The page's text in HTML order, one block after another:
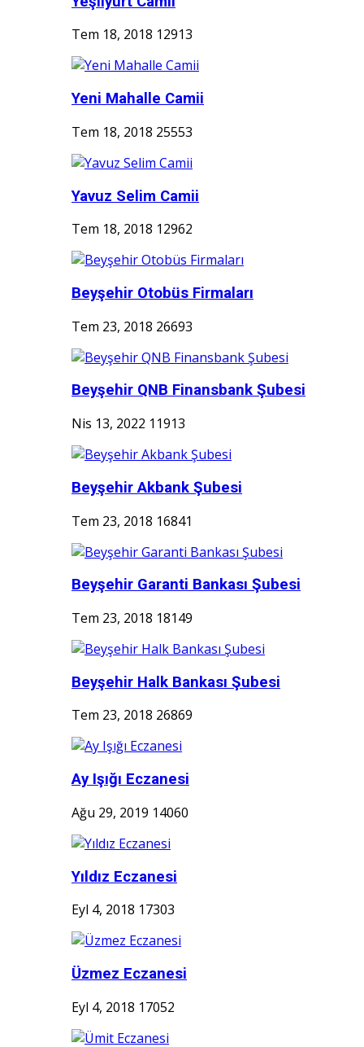
Tem 18, 2018 12913
Yeni Mahalle Camii
Tem 18, 2018 25553
Yavuz Selim Camii
Tem 18, 2018 12962
Beyşehir Otobüs Firmaları
Tem 23, 2018 26693
Beyşehir QNB Finansbank Şubesi
Nis 13, 2022 11913
Beyşehir Akbank Şubesi
Tem 23, 2018 16841
Beyşehir Garanti Bankası Şubesi
Tem 23, 2018 18149
Beyşehir Halk Bankası Şubesi
Tem 23, 2018 26869
Ay Işığı Eczanesi
Ağu 29, 2019 14060
Yıldız Eczanesi
Eyl 4, 2018 17303
Üzmez Eczanesi
Eyl 4, 2018 17052